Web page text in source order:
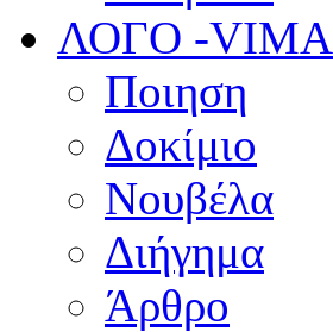
ΛΟΓΟ -VIMA
Ποιηση
Δοκίμιο
Νουβέλα
Διήγημα
Άρθρο